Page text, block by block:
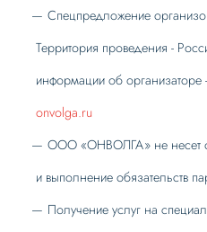
Спецпредложение
Территория проведения -
информации об
onvolga.ru
ООО «ОНВОЛГА» не несет
и выполнение обязательств
Получение услуг на